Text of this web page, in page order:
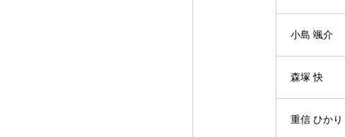
小島 颯介
森塚 快
重信 ひかり